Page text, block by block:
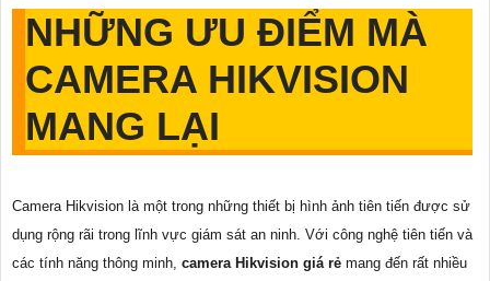
NHỮNG ƯU ĐIỂM MÀ
CAMERA HIKVISION
MANG LẠI
Camera Hikvision là một trong những thiết bị hình ảnh tiên tiến được sử
dụng rộng rãi trong lĩnh vực giám sát an ninh. Với công nghệ tiên tiến và
các tính năng thông minh, camera Hikvision giá rẻ mang đến rất nhiều